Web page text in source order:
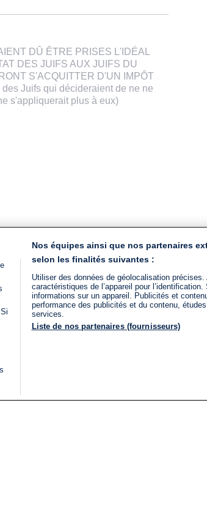
DÛ ÊTRE PRISES L'IDÉAL
DES JUIFS AUX JUIFS DU
S'ACQUITTER D'UN IMPÔT
Juifs qui décideraient de ne ne
s'appliquerait plus à eux)
Nos équipes ainsi que nos partenaires
selon les finalités suivantes :
Utiliser des données de géolocalisation
caractéristiques de l’appareil pour
informations sur un appareil. Publicités et
performance des publicités et du contenu,
services.
Liste de nos partenaires (fournisseurs)